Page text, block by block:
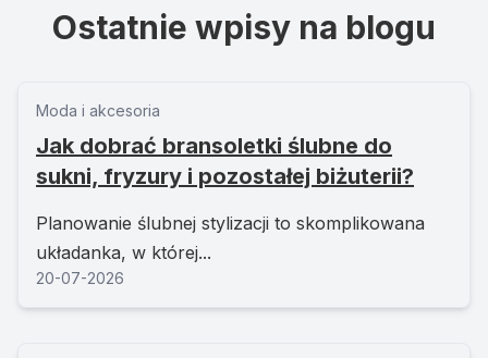
Ostatnie wpisy na blogu
Moda i akcesoria
Jak dobrać bransoletki ślubne do
sukni, fryzury i pozostałej biżuterii?
Planowanie ślubnej stylizacji to skomplikowana
układanka, w której...
20-07-2026